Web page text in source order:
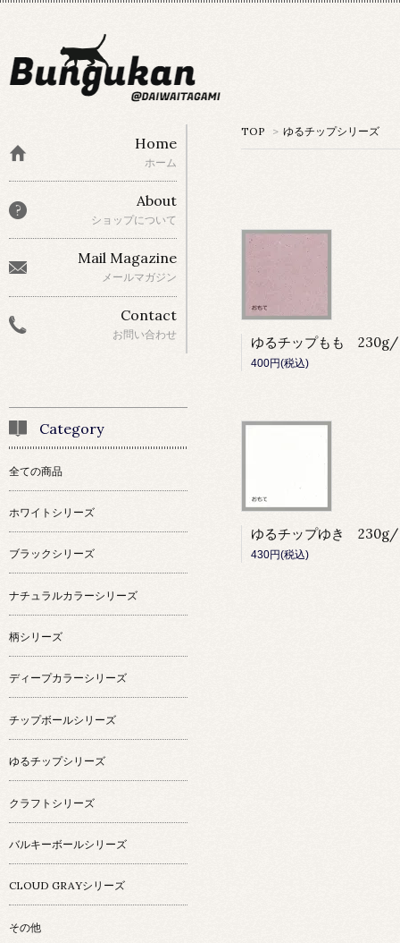
TOP > ゆるチップシリーズ
400円(税込)
430円(税込)
Home
ホーム
About
ショップについて
Mail Magazine
メールマガジン
Contact
お問い合わせ
Category
全ての商品
ホワイトシリーズ
ブラックシリーズ
ナチュラルカラーシリーズ
柄シリーズ
ディープカラーシリーズ
チップボールシリーズ
ゆるチップシリーズ
クラフトシリーズ
バルキーボールシリーズ
CLOUD GRAYシリーズ
その他